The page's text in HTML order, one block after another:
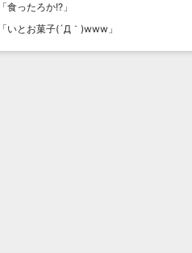
「食ったろか!? 」
「いとお菓子(´Д｀)www 」